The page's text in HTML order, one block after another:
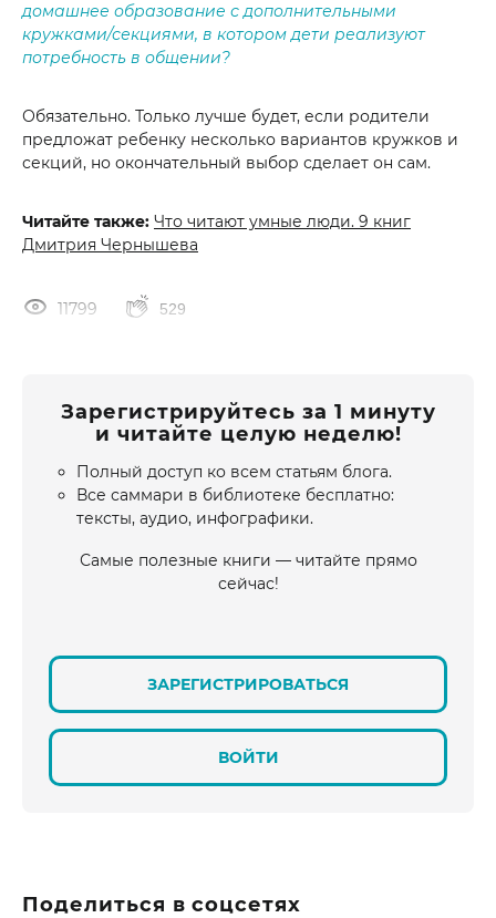
домашнее образование с дополнительными
кружками/секциями, в котором дети реализуют
потребность в общении?
Обязательно. Только лучше будет, если родители
предложат ребенку несколько вариантов кружков и
секций, но окончательный выбор сделает он сам.
Читайте также: Что читают умные люди. 9 книг
Дмитрия Чернышева
11799 529
Зарегистрируйтесь за 1 минуту
и читайте целую неделю!
Полный доступ ко всем статьям блога.
Все саммари в библиотеке бесплатно:
тексты, аудио, инфографики.
Самые полезные книги — читайте прямо
сейчас!
ЗАРЕГИСТРИРОВАТЬСЯ
ВОЙТИ
Поделиться в соцсетях